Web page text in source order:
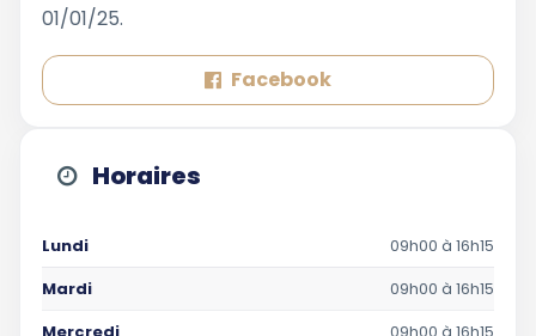
01/01/25.
Facebook
Horaires
Lundi
09h00 à 16h15
Mardi
09h00 à 16h15